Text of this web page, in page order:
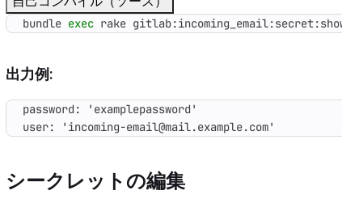
bundle exec rake
出力例:
user: 'incoming-email@mail.example.com'
シークレットの編集